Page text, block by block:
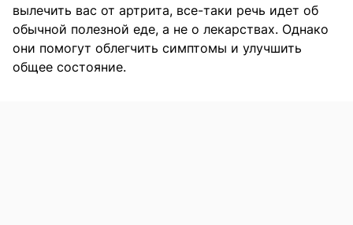
вылечить вас от артрита, все-таки речь идет об
обычной полезной еде, а не о лекарствах. Однако
они помогут облегчить симптомы и улучшить
общее состояние.